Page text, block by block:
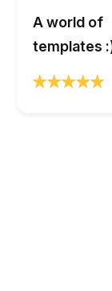
A world of
templates